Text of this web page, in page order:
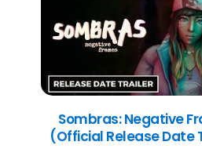
Sombras: Negative
(Official Release Date